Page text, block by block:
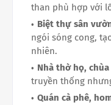
than phù hợp với
Biệt thự sân
ngói sóng cong,
nhiên.
Nhà thờ họ, chùa
truyền thống
Quán cà phê,